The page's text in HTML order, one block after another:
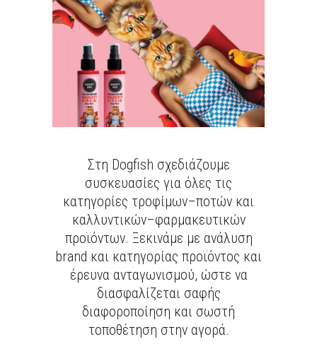
Στη Dogfish σχεδιάζουμε
συσκευασίες για όλες τις
κατηγορίες τροφίμων–ποτών και
καλλυντικών–φαρμακευτικών
προϊόντων. Ξεκινάμε με ανάλυση
brand και κατηγορίας προϊόντος και
έρευνα ανταγωνισμού, ώστε να
διασφαλίζεται σαφής
διαφοροποίηση και σωστή
τοποθέτηση στην αγορά.